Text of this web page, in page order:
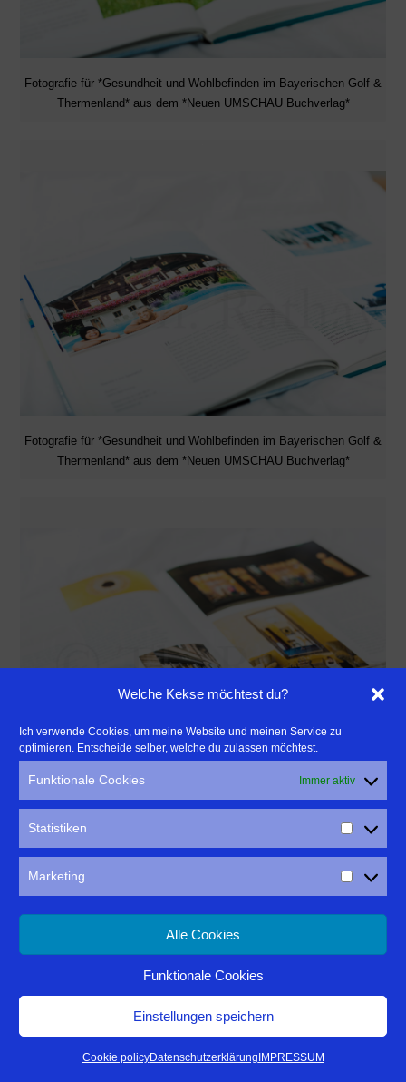
Welche Kekse möchtest du?
Ich verwende Cookies, um meine Website und meinen Service zu
optimieren. Entscheide selber, welche du zulassen möchtest.
Funktionale Cookies Immer aktiv
Statistiken
Marketing
Alle Cookies
Funktionale Cookies
Einstellungen speichern
Cookie policyDatenschutzerklärung IMPRESSUM
Fotografie für *Gesundheit und Wohlbefinden im Bayerischen Golf &
Thermenland* aus dem *Neuen UMSCHAU Buchverlag*
Fotografie für *Gesundheit und Wohlbefinden im Bayerischen Golf &
Thermenland* aus dem *Neuen UMSCHAU Buchverlag*
Fotografie für *Trend und Lifestyle Stuttgart* aus dem *Neuen